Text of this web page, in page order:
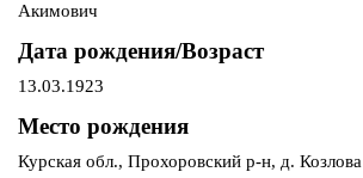
Акимович
Дата рождения/Возраст
13.03.1923
Место рождения
Курская обл., Прохоровский р-н, д. Козлова